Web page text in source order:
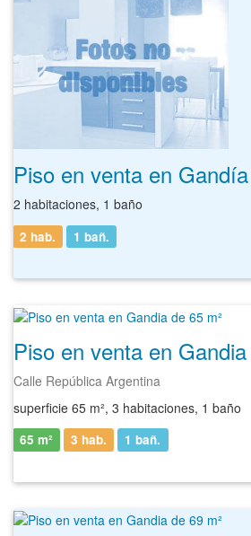
Piso en venta en Gandía
2 habitaciones, 1 baño
2 hab. 1 bañ.
Piso en venta en
Calle República Argentina
superficie 65 m², 3 habitaciones, 1 baño
65 m² 3 hab. 1 bañ.